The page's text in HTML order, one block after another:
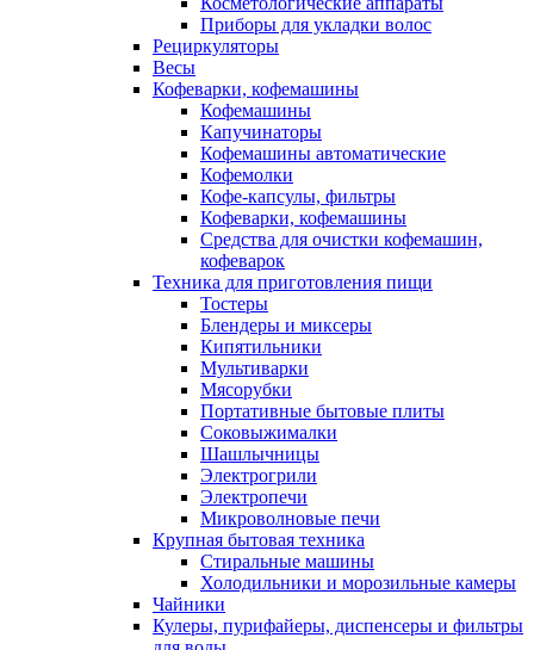
Приборы для укладки волос
Рециркуляторы
Весы
Кофеварки, кофемашины
Кофемашины
Капучинаторы
Кофемашины автоматические
Кофемолки
Кофе-капсулы, фильтры
Кофеварки, кофемашины
Средства для очистки кофемашин,
кофеварок
Техника для приготовления пищи
Тостеры
Блендеры и миксеры
Кипятильники
Мультиварки
Мясорубки
Портативные бытовые плиты
Соковыжималки
Шашлычницы
Электрогрили
Электропечи
Микроволновые печи
Крупная бытовая техника
Стиральные машины
Холодильники и морозильные камеры
Чайники
Кулеры, пурифайеры, диспенсеры и фильтры